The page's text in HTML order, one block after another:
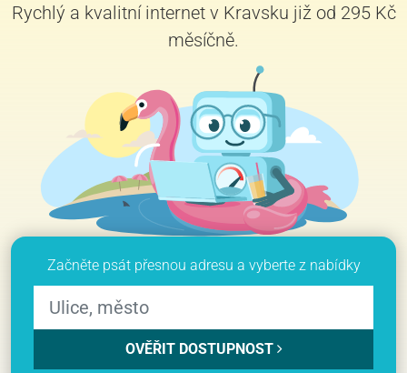
Rychlý a kvalitní internet v Kravsku již od 295 Kč
měsíčně.
Začněte psát přesnou adresu a vyberte z nabídky
OVĚŘIT DOSTUPNOST